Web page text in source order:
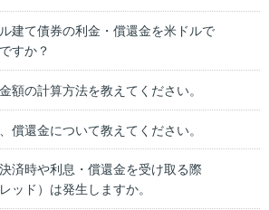
建て債券の利金・償還金を米ドルで
すか？
額の計算方法を教えてください。
償還金について教えてください。
済時や利息・償還金を受け取る際
ッド）は発生しますか。